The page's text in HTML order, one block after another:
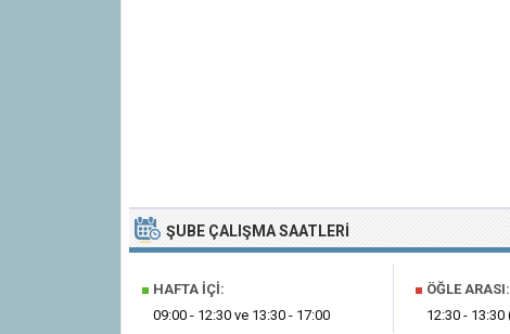
ŞUBE ÇALIŞMA SAATLERI
■ HAFTA İÇI:
09:00 - 12:30 ve 13:30 - 17:00
■ ÖĞLE ARASI:
12:30 - 13:30